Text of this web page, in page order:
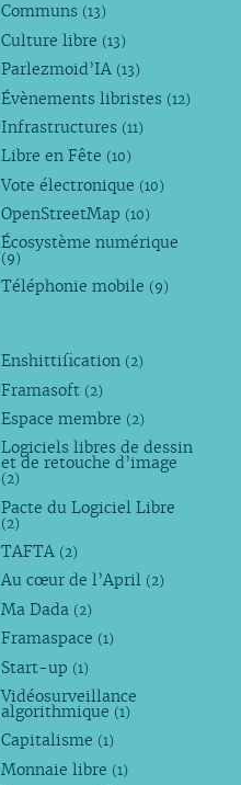
Communs (13)
Culture libre (13)
Parlezmoid’IA (13)
Évènements libristes (12)
Infrastructures (11)
Libre en Fête (10)
Vote électronique (10)
OpenStreetMap (10)
Écosystème numérique
(9)
Téléphonie mobile (9)
Enshittification (2)
Framasoft (2)
Espace membre (2)
Logiciels libres de dessin
et de retouche d’image
(2)
Pacte du Logiciel Libre
(2)
TAFTA (2)
Au cœur de l’April (2)
Ma Dada (2)
Framaspace (1)
Start-up (1)
Vidéosurveillance
algorithmique (1)
Capitalisme (1)
Monnaie libre (1)